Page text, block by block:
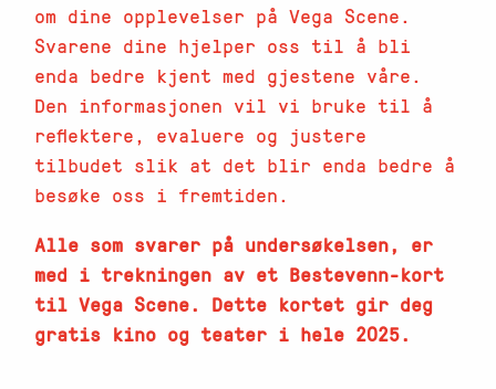
om dine opplevelser på Vega Scene.
Svarene dine hjelper oss til å bli
enda bedre kjent med gjestene våre.
Den informasjonen vil vi bruke til å
reflektere, evaluere og justere
tilbudet slik at det blir enda bedre å
besøke oss i fremtiden.
Alle som svarer på undersøkelsen, er
med i trekningen av et Bestevenn-kort
til Vega Scene. Dette kortet gir deg
gratis kino og teater i hele 2025.